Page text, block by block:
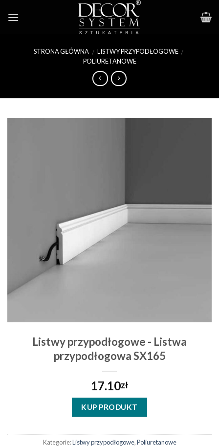
STRONA GŁÓWNA / LISTWY PRZYPODŁOGOWE /
POLIURETANOWE
Listwy przypodłogowe - Listwa
przypodłogowa SX165
17.10zł
KUP PRODUKT
Kategorie:Listwy przypodłogowe,Poliuretanowe